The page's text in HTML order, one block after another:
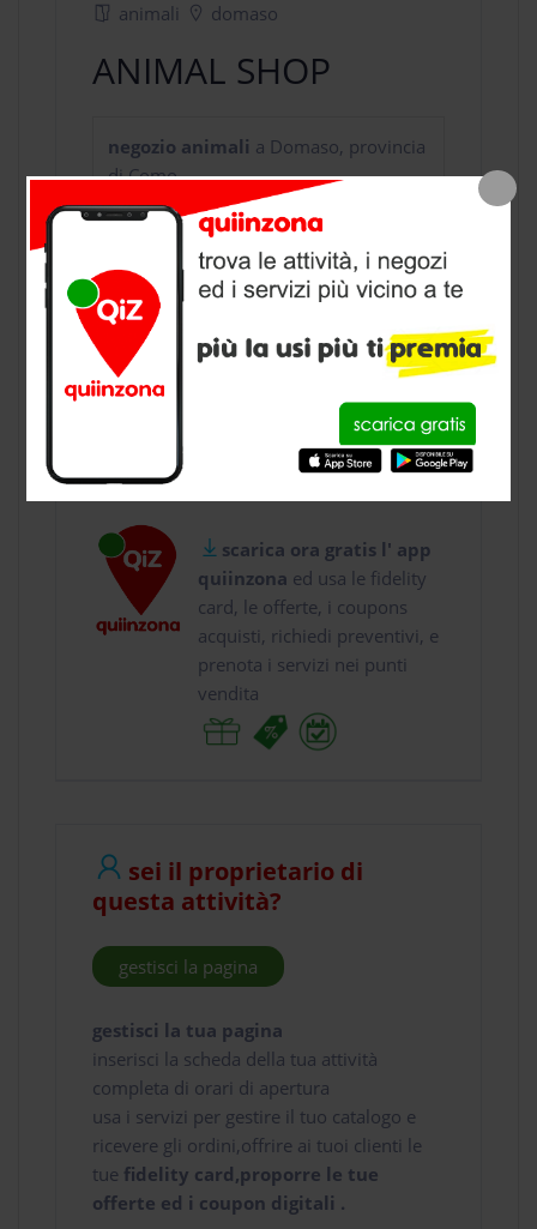
animali domaso
ANIMAL SHOP
negozio animali a Domaso, provincia
di Como
CONTATTI
usa gratis quiinzona e :
Via Case Sparse...
scarica ora gratis l' app
quiinzona ed usa le fidelity
card, le offerte, i coupons
acquisti, richiedi preventivi, e
prenota i servizi nei punti
vendita
sei il proprietario di
questa attività?
gestisci la pagina
gestisci la tua pagina
inserisci la scheda della tua attività
completa di orari di apertura
usa i servizi per gestire il tuo catalogo e
ricevere gli ordini,offrire ai tuoi clienti le
tue fidelity card,proporre le tue
offerte ed i coupon digitali .